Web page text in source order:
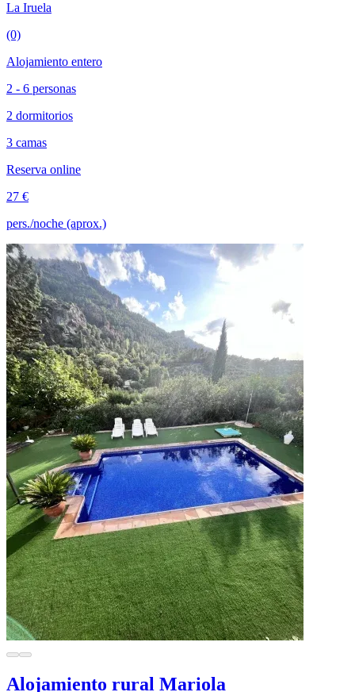
La Iruela
(0)
Alojamiento entero
2 - 6 personas
2 dormitorios
3 camas
Reserva online
27 €
pers./noche (aprox.)
Alojamiento rural Mariola